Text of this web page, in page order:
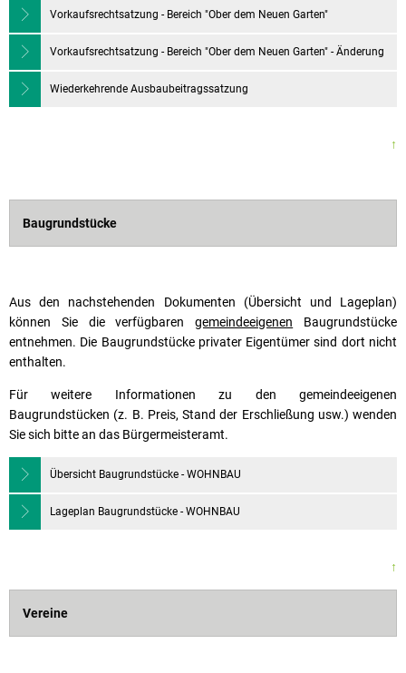
Vorkaufsrechtsatzung - Bereich "Ober dem Neuen Garten"
Vorkaufsrechtsatzung - Bereich "Ober dem Neuen Garten" - Änderung
Wiederkehrende Ausbaubeitragssatzung
↑
Baugrundstücke
Aus den nachstehenden Dokumenten (Übersicht und Lageplan)
können Sie die verfügbarengemeindeeigenen Baugrundstücke
entnehmen. Die Baugrundstücke privater Eigentümer sind dort nicht
enthalten.
Für weitere Informationen zu den gemeindeeigenen
Baugrundstücken (z. B. Preis, Stand der Erschließung usw.) wenden
Sie sich bitte an das Bürgermeisteramt.
Übersicht Baugrundstücke - WOHNBAU
Lageplan Baugrundstücke - WOHNBAU
↑
Vereine